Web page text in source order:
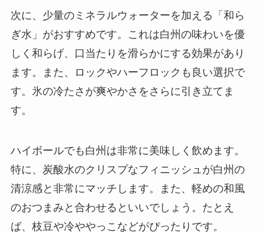
次に、少量のミネラルウォーターを加える「和ら
ぎ水」がおすすめです。これは白州の味わいを優
しく和らげ、口当たりを滑らかにする効果があり
ます。また、ロックやハーフロックも良い選択で
す。氷の冷たさが爽やかさをさらに引き立てま
す。
ハイボールでも白州は非常に美味しく飲めます。
特に、炭酸水のクリスプなフィニッシュが白州の
清涼感と非常にマッチします。また、軽めの和風
のおつまみと合わせるといいでしょう。たとえ
ば、枝豆や冷ややっこなどがぴったりです。